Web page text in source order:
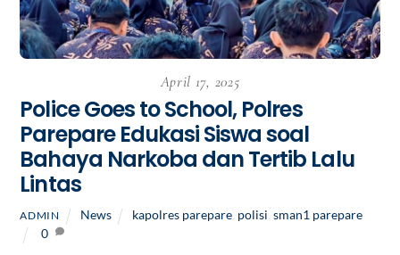
April 17, 2025
Police Goes to School, Polres
Parepare Edukasi Siswa soal
Bahaya Narkoba dan Tertib Lalu
Lintas
ADMIN News kapolres parepare, polisi sman1 parepare
0